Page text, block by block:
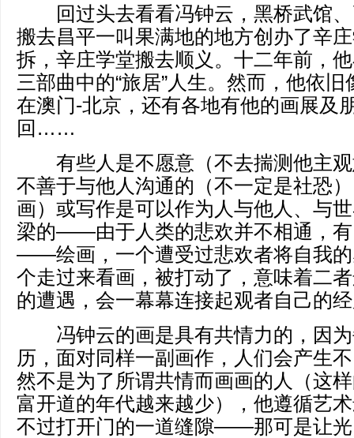
回过头去看看冯钟云，黑桥武馆、
搬去昌平一叫果满地的地方创办了辛
拆，辛庄学堂搬去顺义。十二年前，
三部曲中的“旅居”人生。然而，他依
在澳门-北京，还有各地有他的画展及
回……
有些人是不愿意（不去揣测他主观
不善于与他人沟通的（不一定是社恐
画）或写作是可以作为人与他人、与
梁的——由于人类的悲欢并不相通，
——绘画，一个遭受过悲欢者将自我
个走过来看画，被打动了，意味着二
的遭遇，会一幕幕连接起观者自己的
冯钟云的画是具有共情力的，因为
历，面对同样一副画作，人们会产生
然不是为了所谓共情而画画的人（这
富开道的年代越来越少），他遵循艺
不过打开门的一道缝隙——那可是让